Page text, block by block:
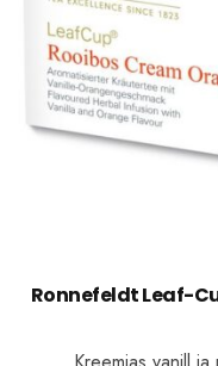
Ronnefeldt Leaf-